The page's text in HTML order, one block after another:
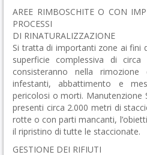
AREE RIMBOSCHITE O CON
PROCESSI
DI RINATURALIZZAZIONE
Si tratta di importanti zone ai fini
superficie complessiva di
consisteranno nella
infestanti, abbattimento e
pericolosi o morti. Manutenzione
presenti circa 2.000 metri di
rotte o con parti mancanti,
il ripristino di tutte le staccionate.
GESTIONE DEI RIFIUTI